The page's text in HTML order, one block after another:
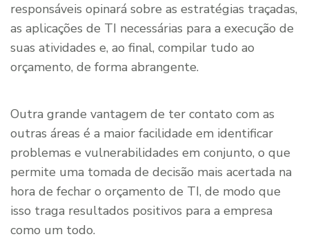
responsáveis opinará sobre as estratégias traçadas,
as aplicações de TI necessárias para a execução de
suas atividades e, ao final, compilar tudo ao
orçamento, de forma abrangente.
Outra grande vantagem de ter contato com as
outras áreas é a maior facilidade em identificar
problemas e vulnerabilidades em conjunto, o que
permite uma tomada de decisão mais acertada na
hora de fechar o orçamento de TI, de modo que
isso traga resultados positivos para a empresa
como um todo.